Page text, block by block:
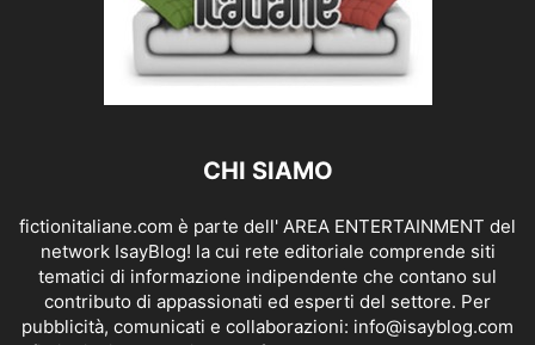
CHI SIAMO
fictionitaliane.com è parte dell' AREA ENTERTAINMENT del
network IsayBlog! la cui rete editoriale comprende siti
tematici di informazione indipendente che contano sul
contributo di appassionati ed esperti del settore. Per
pubblicità, comunicati e collaborazioni: info@isayblog.com